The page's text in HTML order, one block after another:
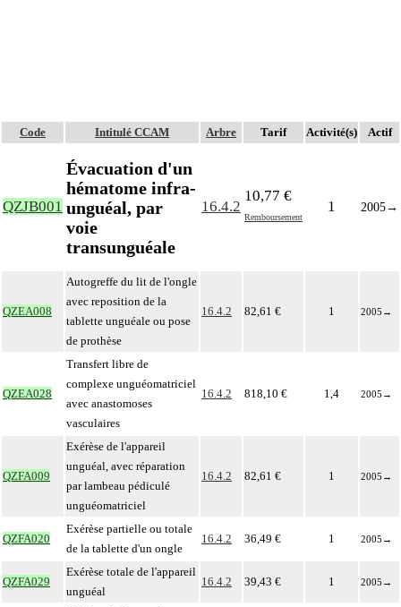
Code Intitulé CCAM Arbre Tarif Activité(s) Actif
QZJB001
Évacuation d'un
hématome infra-
unguéal, par
voie
transunguéale
16.4.2
10,77 €
Remboursement
1 2005→
QZEA008
Autogreffe du lit de l'ongle
avec reposition de la
tablette unguéale ou pose
de prothèse
16.4.2 82,61 € 1 2005 →
QZEA028
Transfert libre de
complexe unguéomatriciel
avec anastomoses
vasculaires
16.4.2 818,10 € 1,4 2005 →
QZFA009
Exérèse de l'appareil
unguéal, avec réparation
par lambeau pédiculé
unguéomatriciel
16.4.2 82,61 € 1 2005 →
QZFA020
Exérèse partielle ou totale
de la tablette d'un ongle
16.4.2 36,49 € 1 2005 →
QZFA029
Exérèse totale de l'appareil
unguéal
16.4.2 39,43 € 1 2005 →